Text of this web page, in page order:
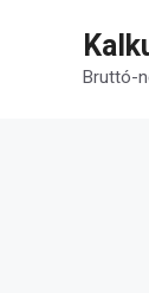
tartalombaBruttó-